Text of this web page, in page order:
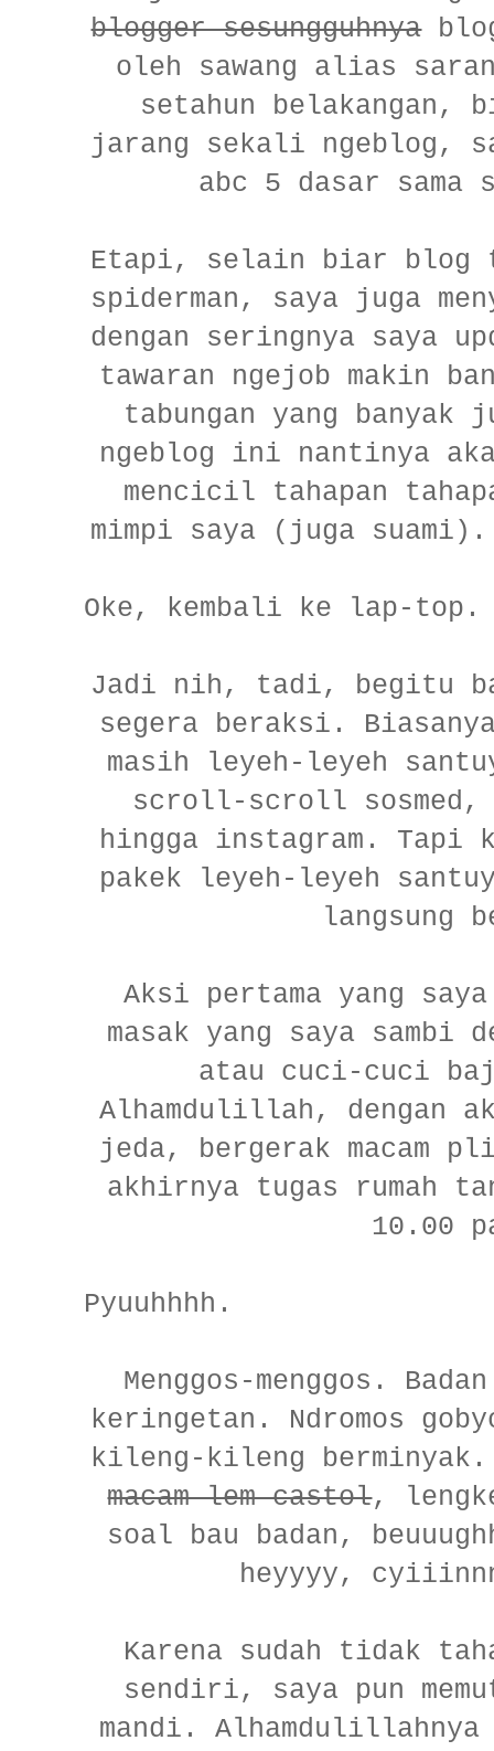
blogger sesungguhnya
oleh sawang alias
setahun belakangan,
jarang sekali ngeblog,
abc 5 dasar
Etapi, selain biar blog
spiderman, saya juga
dengan seringnya saya
tawaran ngejob makin
tabungan yang banyak
ngeblog ini nantinya
mencicil tahapan
mimpi saya (juga
Oke, kembali ke lap-top.
Jadi nih, tadi, begitu
segera beraksi.
masih leyeh-leyeh
scroll-scroll
hingga instagram. Tapi
pakek leyeh-leyeh
langsung
Aksi pertama yang
masak yang saya sambi
atau cuci-cuci
Alhamdulillah, dengan
jeda, bergerak macam
akhirnya tugas rumah
10.00
Pyuuhhhh.
Menggos-menggos.
keringetan. Ndromos
kileng-kileng
macam lem castol,
soal bau badan,
heyyyy,
Karena sudah tidak
sendiri, saya pun
mandi.